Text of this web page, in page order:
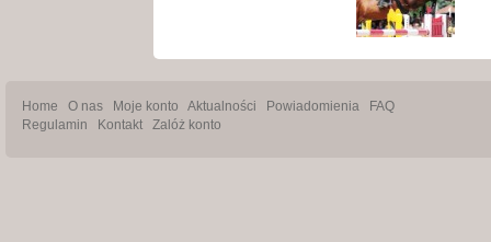
Home O nas Moje konto Aktualności Powiadomienia
FAQ
Regulamin
Kontakt Zalóż konto